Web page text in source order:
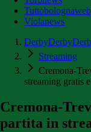
Tuttobolognaweb
Violanews
Streaming
Cremona-
streaming gratis
Cremona-
partita in